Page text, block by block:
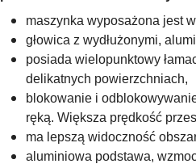
maszynka wyposażona jest
głowica z wydłużonymi,
posiada wielopunktowy
delikatnych powierzchniach,
blokowanie i
ręką. Większa prędkość
ma lepszą widoczność
aluminiowa podstawa,